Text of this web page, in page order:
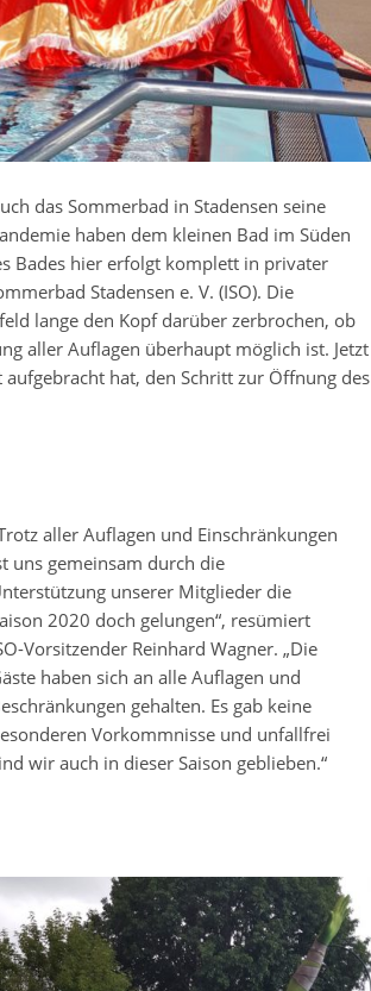
das Sommerbad in Stadensen seine
haben dem kleinen Bad im Süden
Bades hier erfolgt komplett in privater
Stadensen e. V. (ISO). Die
lange den Kopf darüber zerbrochen, ob
aller Auflagen überhaupt möglich ist. Jetzt
hat, den Schritt zur Öffnung des
aller Auflagen und Einschränkungen
uns gemeinsam durch die
unserer Mitglieder die
2020 doch gelungen“, resümiert
Vorsitzender Reinhard Wagner. „Die
haben sich an alle Auflagen und
gehalten. Es gab keine
Vorkommnisse und unfallfrei
wir auch in dieser Saison geblieben.“